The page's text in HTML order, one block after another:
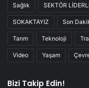
Sağlık SEKTÖR
SOKAKTAYIZ Son
Tarım Teknoloji
Video Yaşam
Bizi Takip Edin!